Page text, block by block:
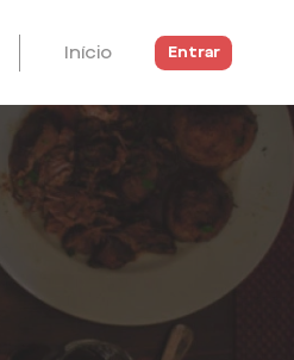
Início Entrar